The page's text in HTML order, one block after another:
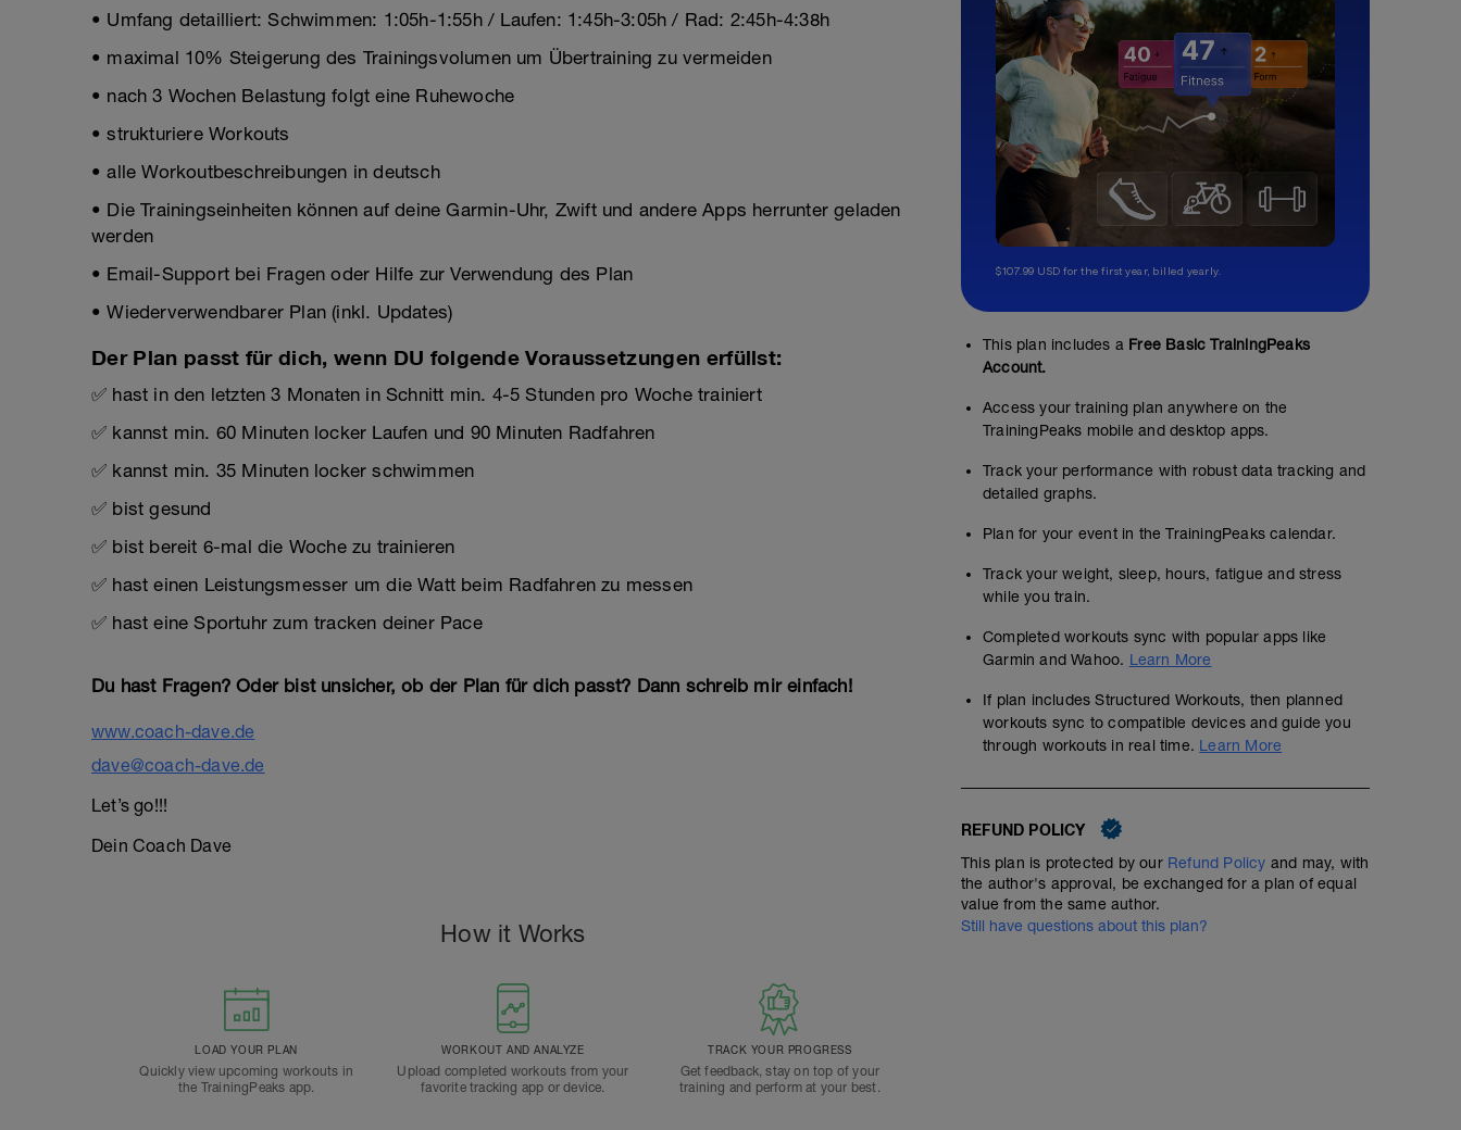
• Umfang detailliert: Schwimmen: 1:05h-1:55h / Laufen: 1:45h-3:05h / Rad: 2:45h-4:38h
• maximal 10% Steigerung des Trainingsvolumen um Übertraining zu vermeiden
• nach 3 Wochen Belastung folgt eine Ruhewoche
• strukturiere Workouts
• alle Workoutbeschreibungen in deutsch
• Die Trainingseinheiten können auf deine Garmin-Uhr, Zwift und andere Apps herrunter geladen
werden
• Email-Support bei Fragen oder Hilfe zur Verwendung des Plan
• Wiederverwendbarer Plan (inkl. Updates)
Der Plan passt für dich, wenn DU folgende Voraussetzungen erfüllst:
✅ hast in den letzten 3 Monaten in Schnitt min. 4-5 Stunden pro Woche trainiert
✅ kannst min. 60 Minuten locker Laufen und 90 Minuten Radfahren
✅ kannst min. 35 Minuten locker schwimmen
✅ bist gesund
✅ bist bereit 6-mal die Woche zu trainieren
✅ hast einen Leistungsmesser um die Watt beim Radfahren zu messen
✅ hast eine Sportuhr zum tracken deiner Pace
Du hast Fragen? Oder bist unsicher, ob der Plan für dich passt? Dann schreib mir einfach!
www.coach-dave.de
dave@coach-dave.de
Let’s go!!!
Dein Coach Dave
How it Works
LOAD YOUR PLAN
Quickly view upcoming workouts in
the TrainingPeaks app.
WORKOUT AND ANALYZE
Upload completed workouts from your
favorite tracking app or device.
TRACK YOUR PROGRESS
Get feedback, stay on top of your
training and perform at your best.
$107.99 USD for the first year, billed yearly.
This plan includes a Free Basic TrainingPeaks
Account.
Access your training plan anywhere on the
TrainingPeaks mobile and desktop apps.
Track your performance with robust data tracking and
detailed graphs.
Plan for your event in the TrainingPeaks calendar.
Track your weight, sleep, hours, fatigue and stress
while you train.
Completed workouts sync with popular apps like
Garmin and Wahoo. Learn More
If plan includes Structured Workouts, then planned
workouts sync to compatible devices and guide you
through workouts in real time. Learn More
REFUND POLICY
This plan is protected by our Refund Policy and may, with
the author's approval, be exchanged for a plan of equal
value from the same author.
Still have questions about this plan?